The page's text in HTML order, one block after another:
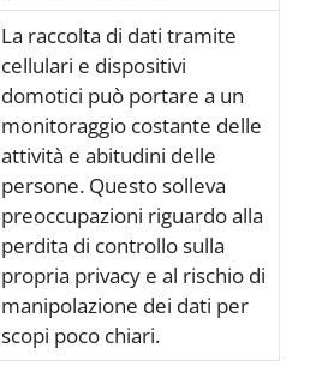
La raccolta di dati tramite
cellulari e dispositivi
domotici può portare a un
monitoraggio costante delle
attività e abitudini delle
persone. Questo solleva
preoccupazioni riguardo alla
perdita di controllo sulla
propria privacy e al rischio di
manipolazione dei dati per
scopi poco chiari.